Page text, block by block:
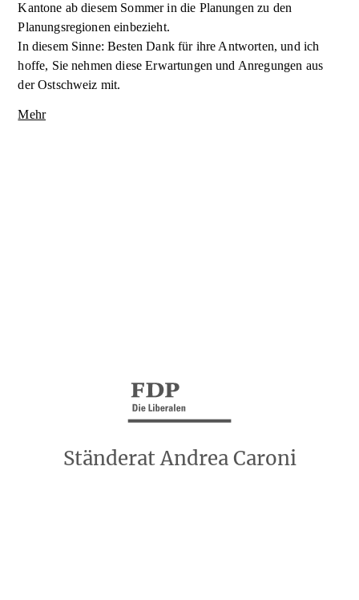
Kantone ab diesem Sommer in die Planungen zu den
Planungsregionen einbezieht.
In diesem Sinne: Besten Dank für ihre Antworten, und ich
hoffe, Sie nehmen diese Erwartungen und Anregungen aus
der Ostschweiz mit.
Mehr
Ständerat Andrea Caroni